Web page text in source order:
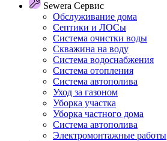
Sewera Сервис
Обслуживание дома
Септики и ЛОСы
Система очистки воды
Скважина на воду
Система водоснабжения
Система отопления
Система автополива
Уход за газоном
Уборка участка
Уборка частного дома
Система автополива
Электромонтажные работы